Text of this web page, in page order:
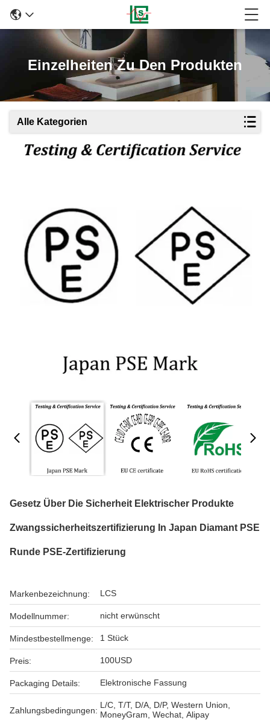
Einzelheiten Zu Den Produkten
Alle Kategorien
Gesetz Über Die Sicherheit Elektrischer Produkte
Zwangssicherheitszertifizierung In Japan Diamant PSE
Runde PSE-Zertifizierung
Markenbezeichnung: LCS
Modellnummer: nicht erwünscht
Mindestbestellmenge: 1 Stück
Preis: 100USD
Packaging Details: Elektronische Fassung
Zahlungsbedingungen:
L/C, T/T, D/A, D/P, Western Union,
MoneyGram, Wechat, Alipay